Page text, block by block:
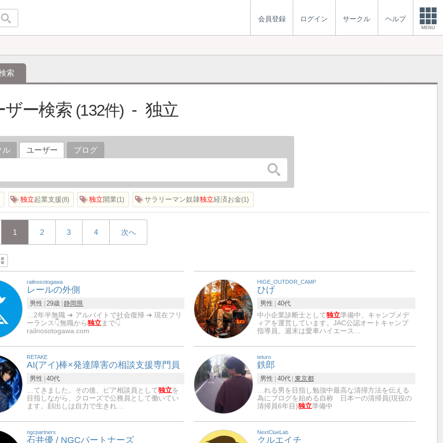
会員登録 ログイン サークル ヘルプ
MENU
索
ザー検索 132 独立
ル ユーザー ブログ
独立起業支援 8 独立開業 1 サラリーマン奴隷独立経済お金 1
1 2 3 4 次へ
railnosotogawa
レールの外側
男性 29歳 静岡県
…2年半無職 ➔ アルバイトで社会復帰 ➔ 現在フリ
ーランス👇無職から独立まで👇
railnosotogawa.com
HIGE_OUTDOR_CAMP
ひげ
男性
40代
中小企業診断士として独立準備中、キャンプメデ
ィアを運営しています。JAC公認オートキャンプ
指導員。週末は愛車ハイエース…
RETAKE
AI(アイ)棒×発達障害の相談支援専門員
男性
40代
…てきました。その後、ピア相談員として独立を
目指しながら、クローズで公務員として働いてい
ます。顔出しは自力で生きれ…
teturo
鉄郎
男性 40代 東京都
…れる男を目指し勉強中最高な清掃方法を伝える
為にブログを始める自称 日本一の清掃員(現役の
清掃員6年目)独立準備中
ngcpartners
石井優 / NGCパートナーズ
NextClueLab
クルエイチ